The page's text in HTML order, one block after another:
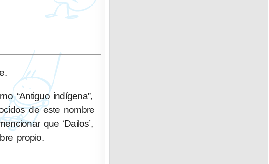
“Antiguo indígena”,
de este nombre
que ‘Dailos’,
propio.